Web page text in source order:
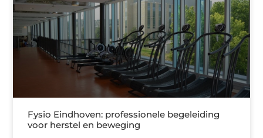
Fysio Eindhoven: professionele begeleiding
voor herstel en beweging